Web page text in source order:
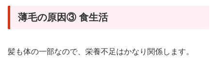
薄毛の原因③ 食生活
髪も体の一部なので、栄養不足はかなり関係します。